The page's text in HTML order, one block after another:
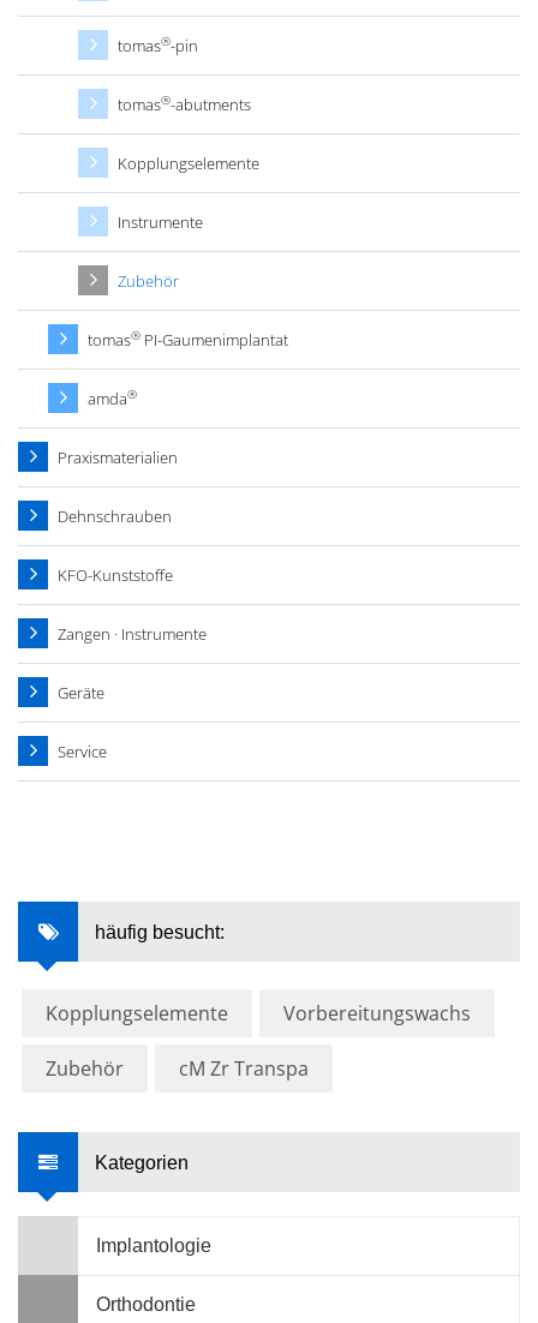
tomas®-pin
tomas®-abutments
Kopplungselemente
Instrumente
Zubehör
tomas® PI-Gaumenimplantat
amda®
Praxismaterialien
Dehnschrauben
KFO-Kunststoffe
Zangen · Instrumente
Geräte
Service
häufig besucht:
Kopplungselemente Vorbereitungswachs
Zubehör cM Zr Transpa
Kategorien
Implantologie
Orthodontie